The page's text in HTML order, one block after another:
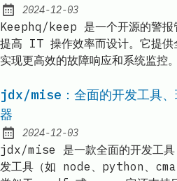
Published:
2024-12-03
Keephq/keep 是一个开源的警
提高 IT 操作效率而设计。它提供
实现更高效的故障响应和系统监控。
jdx/mise：全面的开发工具、
器
Published:
2024-12-03
jdx/mise 是一款全面的开发工具
发工具（如 node、python、